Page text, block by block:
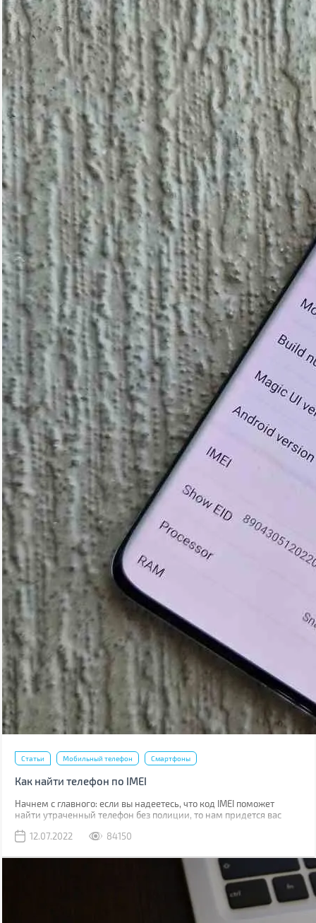
Статьи Мобильный телефон Смартфоны
Как найти телефон по IMEI
Начнем с главного: если вы надеетесь, что код IMEI поможет
найти утраченный телефон без полиции, то нам придется вас
поможет абсолютно. Если его украли, IMEI стоит сообщить
12.07.2022 84150